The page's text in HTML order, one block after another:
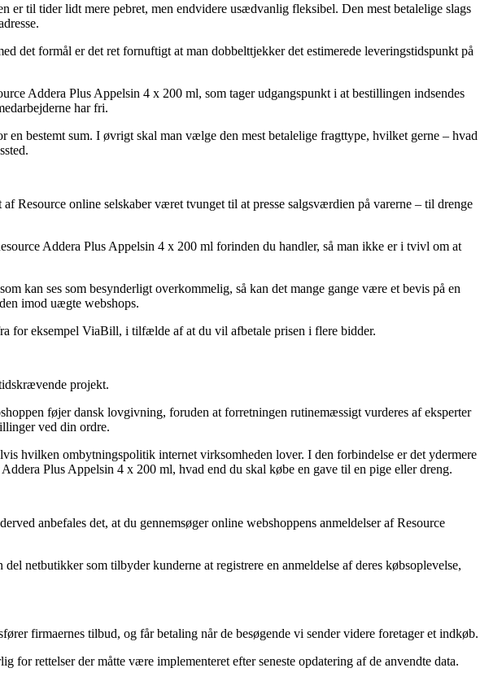
til tider lidt mere pebret, men endvidere usædvanlig fleksibel. Den mest betalelige slags
det formål er det ret fornuftigt at man dobbelttjekker det estimerede leveringstidspunkt på
Addera Plus Appelsin 4 x 200 ml, som tager udgangspunkt i at bestillingen indsendes
har fri.
bestemt sum. I øvrigt skal man vælge den mest betalelige fragttype, hvilket gerne – hvad
Resource online selskaber været tvunget til at presse salgsværdien på varerne – til drenge
Addera Plus Appelsin 4 x 200 ml forinden du handler, så man ikke er i tvivl om at
kan ses som besynderligt overkommelig, så kan det mange gange være et bevis på en
imod uægte webshops.
for eksempel ViaBill, i tilfælde af at du vil afbetale prisen i flere bidder.
projekt.
føjer dansk lovgivning, foruden at forretningen rutinemæssigt vurderes af eksperter
ved din ordre.
hvilken ombytningspolitik internet virksomheden lover. I den forbindelse er det ydermere
Plus Appelsin 4 x 200 ml, hvad end du skal købe en gave til en pige eller dreng.
anbefales det, at du gennemsøger online webshoppens anmeldelser af Resource
netbutikker som tilbyder kunderne at registrere en anmeldelse af deres købsoplevelse,
firmaernes tilbud, og får betaling når de besøgende vi sender videre foretager et indkøb.
rettelser der måtte være implementeret efter seneste opdatering af de anvendte data.